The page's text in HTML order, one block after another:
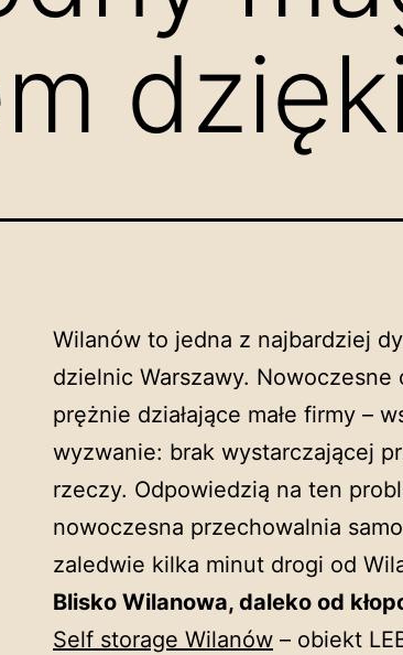
Wilanów to jedna z najbardziej
dzielnic Warszawy.
prężnie działające małe firmy –
wyzwanie: brak wystarczającej
rzeczy. Odpowiedzią na ten
nowoczesna przechowalnia
zaledwie kilka minut drogi od
Blisko Wilanowa, daleko od
Self storage Wilanów – obiekt